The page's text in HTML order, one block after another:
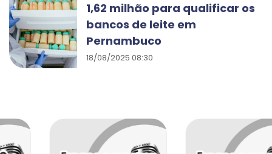
1,62 milhão para qualificar os
bancos de leite em
Pernambuco
18/08/2025 08:30